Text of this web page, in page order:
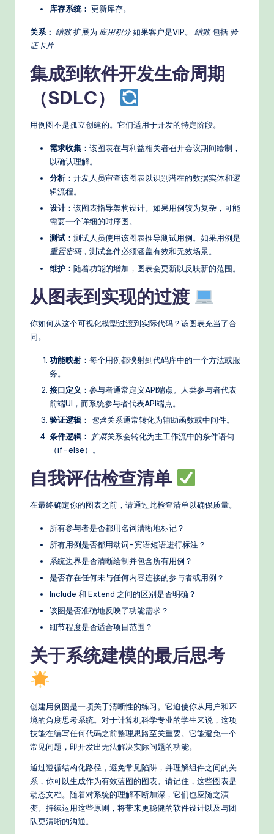
库存系统： 更新库存。
关系： 结账扩展为 应用积分如果客户是VIP。 结账包括验
证卡片.
集成到软件开发生命周期
（SDLC）
用例图不是孤立创建的。它们适用于开发的特定阶段。
需求收集： 该图表在与利益相关者召开会议期间绘制，
以确认理解。
分析： 开发人员审查该图表以识别潜在的数据实体和逻
辑流程。
设计： 该图表指导架构设计。如果用例较为复杂，可能
需要一个详细的时序图。
测试： 测试人员使用该图表推导测试用例。如果用例是
重置密码，测试套件必须涵盖有效和无效场景。
维护： 随着功能的增加，图表会更新以反映新的范围。
从图表到实现的过渡
你如何从这个可视化模型过渡到实际代码？该图表充当了合
同。
功能映射： 每个用例都映射到代码库中的一个方法或服
务。
接口定义： 参与者通常定义API端点。人类参与者代表
前端UI，而系统参与者代表API端点。
验证逻辑： 包含关系通常转化为辅助函数或中间件。
条件逻辑： 扩展关系会转化为主工作流中的条件语句
（if-else）。
自我评估检查清单
在最终确定你的图表之前，请通过此检查清单以确保质量。
所有参与者是否都用名词清晰地标记？
所有用例是否都用动词-宾语短语进行标注？
系统边界是否清晰绘制并包含所有用例？
是否存在任何未与任何内容连接的参与者或用例？
Include 和 Extend 之间的区别是否明确？
该图是否准确地反映了功能需求？
细节程度是否适合项目范围？
关于系统建模的最后思考
创建用例图是一项关于清晰性的练习。它迫使你从用户和环
境的角度思考系统。对于计算机科学专业的学生来说，这项
技能在编写任何代码之前整理思路至关重要。它能避免一个
常见问题，即开发出无法解决实际问题的功能。
通过遵循结构化路径，避免常见陷阱，并理解组件之间的关
系，你可以生成作为有效蓝图的图表。请记住，这些图表是
动态文档。随着对系统的理解不断加深，它们也应随之演
变。持续运用这些原则，将带来更稳健的软件设计以及与团
队更清晰的沟通。